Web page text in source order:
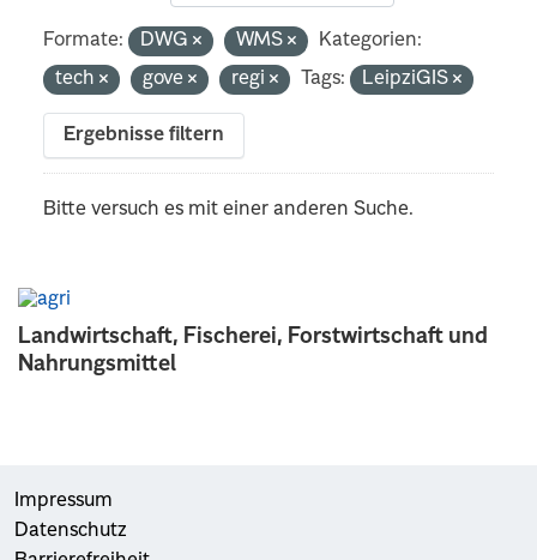
Landwirtschaft, Fischerei, Forstwirtschaft und
Nahrungsmittel
Formate: DWG WMS
Kategorien:
tech
gove regi Tags: LeipziGIS
Ergebnisse filtern
Bitte versuch es mit einer anderen Suche.
Impressum
Datenschutz